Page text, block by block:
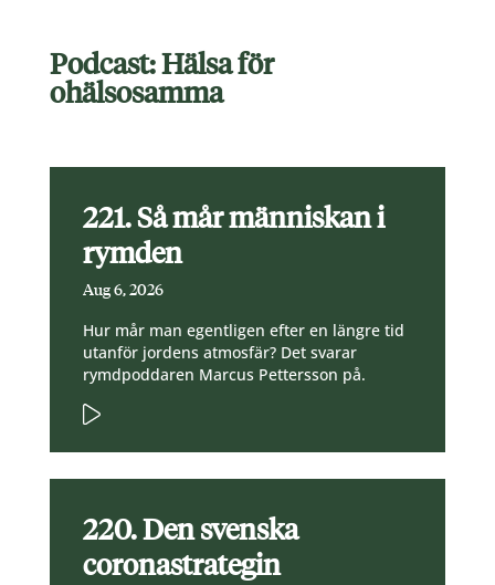
Podcast: Hälsa för
ohälsosamma
221. Så mår människan i
rymden
Aug 6, 2026
Hur mår man egentligen efter en längre tid
utanför jordens atmosfär? Det svarar
rymdpoddaren Marcus Pettersson på.
220. Den svenska
coronastrategin